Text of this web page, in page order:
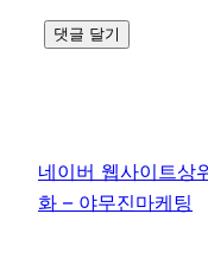
네이버 웹사이트상
화 – 야무진마케팅